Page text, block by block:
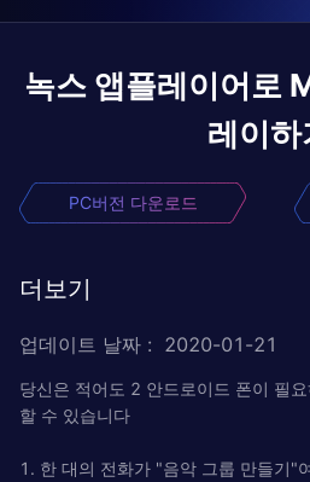
녹스 앱플레이어로
레이하
PC버전 다운로드
더보기
업데이트 날짜 : 2020-01-21
당신은 적어도 2 안드로이드 폰이 필
할 수 있습니다
1. 한 대의 전화가 "음악 그룹 만들기"